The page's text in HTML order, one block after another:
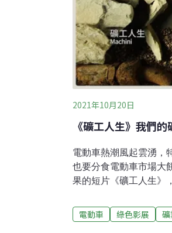
2021年10月20日
《礦工人生》我們
電動車熱潮風起雲湧，
也要分食電動車市場大
果的短片《礦工人生》
丘》 剛果動畫以石頭與
產，帶著武裝軍隊佔領
電動車 綠色影展